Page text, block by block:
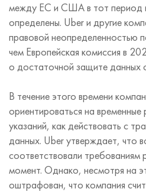
между ЕС и США в тот период
определены. Uber и другие
правовой неопределенностью
чем Европейская комиссия в
о достаточной защите
В течение этого времени
ориентироваться на временные
указаний, как действовать с
данных. Uber утверждает, что
соответствовали требованиям
момент. Однако, несмотря на
оштрафован, что компания